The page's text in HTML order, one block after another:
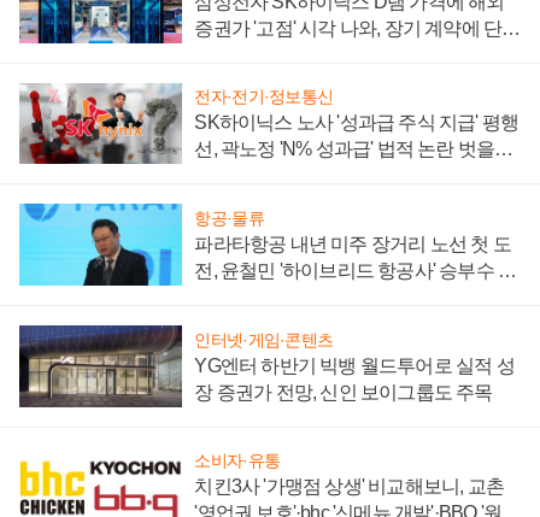
증권가 '고점' 시각 나와, 장기 계약에 단점
전자·전기·정보통신
SK하이닉스 노사 '성과급 주식 지급' 평행
선, 곽노정 'N% 성과급' 법적 논란 벗을지
항공·물류
파라타항공 내년 미주 장거리 노선 첫 도
전, 윤철민 '하이브리드 항공사' 승부수 통
인터넷·게임·콘텐츠
YG엔터 하반기 빅뱅 월드투어로 실적 성
장 증권가 전망, 신인 보이그룹도 주목
소비자·유통
치킨3사 '가맹점 상생' 비교해보니, 교촌